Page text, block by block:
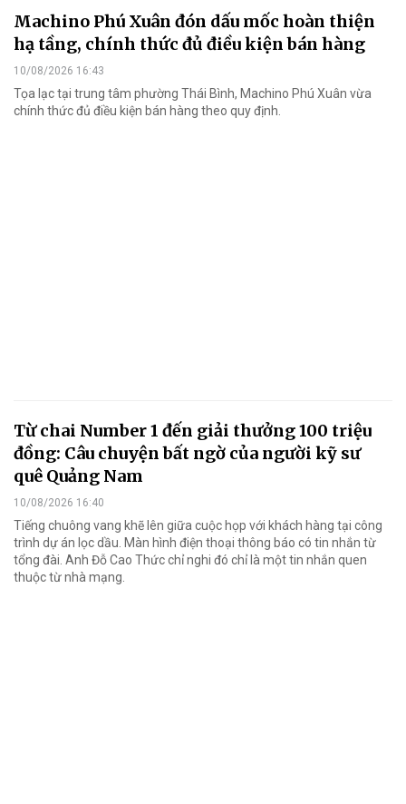
Machino Phú Xuân đón dấu mốc hoàn thiện
hạ tầng, chính thức đủ điều kiện bán hàng
10/08/2026 16:43
Tọa lạc tại trung tâm phường Thái Bình, Machino Phú Xuân vừa
chính thức đủ điều kiện bán hàng theo quy định.
Từ chai Number 1 đến giải thưởng 100 triệu
đồng: Câu chuyện bất ngờ của người kỹ sư
quê Quảng Nam
10/08/2026 16:40
Tiếng chuông vang khẽ lên giữa cuộc họp với khách hàng tại công
trình dự án lọc dầu. Màn hình điện thoại thông báo có tin nhắn từ
tổng đài. Anh Đỗ Cao Thức chỉ nghi đó chỉ là một tin nhắn quen
thuộc từ nhà mạng.